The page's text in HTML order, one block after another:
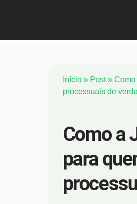
Início » Post» Como
processuais de
Como a
para